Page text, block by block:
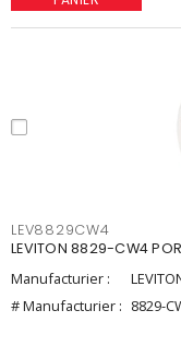
LEV8829CW4
LEVITON 8829-CW4
Manufacturier :
# Manufacturier : 8829-